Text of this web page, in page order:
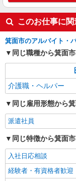
キープ
このお仕事に
箕面市のアルバイト・
同じ職種から箕面
介護職・ヘルパー
同じ雇用形態から
派遣社員
同じ特徴から箕面
入社日応相談
経験者・有資格者歓迎